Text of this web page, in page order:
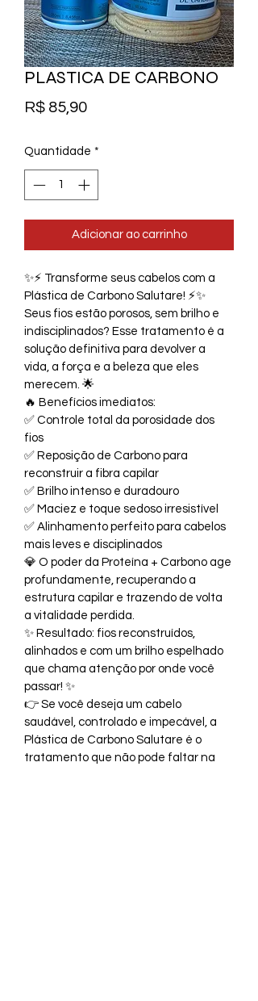
PLASTICA DE CARBONO
R$ 85,90Preço
Quantidade *
Adicionar ao carrinho
✨⚡ Transforme seus cabelos com a
Plástica de Carbono Salutare! ⚡✨
Seus fios estão porosos, sem brilho e
indisciplinados? Esse tratamento é a
solução definitiva para devolver a
vida, a força e a beleza que eles
merecem. 🌟
🔥 Benefícios imediatos:
✅ Controle total da porosidade dos
fios
✅ Reposição de Carbono para
reconstruir a fibra capilar
✅ Brilho intenso e duradouro
✅ Maciez e toque sedoso irresistível
✅ Alinhamento perfeito para cabelos
mais leves e disciplinados
💎 O poder da Proteína + Carbono age
profundamente, recuperando a
estrutura capilar e trazendo de volta
a vitalidade perdida.
✨ Resultado: fios reconstruídos,
alinhados e com um brilho espelhado
que chama atenção por onde você
passar! ✨
👉 Se você deseja um cabelo
saudável, controlado e impecável, a
Plástica de Carbono Salutare é o
tratamento que não pode faltar na